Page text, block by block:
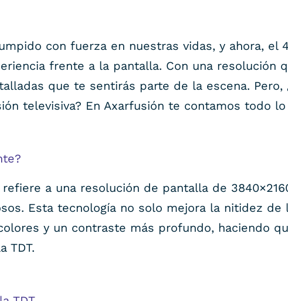
con fuerza en nuestras vidas, y ahora, el
frente a la pantalla. Con una resolución
que te sentirás parte de la escena.
televisiva? En Axarfusión te contamos todo
a una resolución de pantalla de
Esta tecnología no solo mejora la nitidez de
y un contraste más profundo, haciendo
TDT.